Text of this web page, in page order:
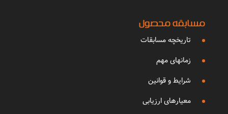
مسابقه محصول
تاریخچه مسابقات
زمانهای مهم
شرایط و قوانین
معیارهای ارزیابی